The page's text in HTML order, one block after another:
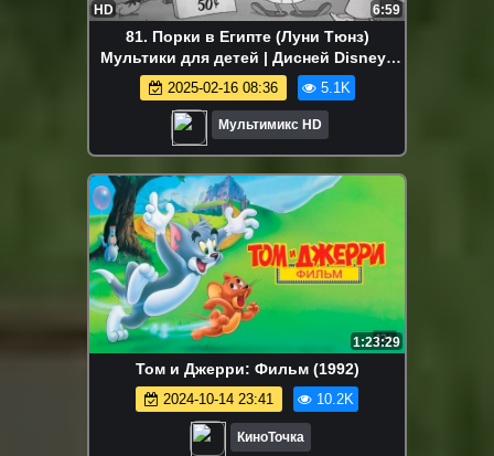
HD 6:59
81. Порки в Египте (Луни Тюнз)
Мультики для детей | Дисней Disney |
Сериалы Netflix | Старые мультики
2025-02-16 08:36 5.1K
Мультимикс HD
1:23:29
Том и Джерри: Фильм (1992)
2024-10-14 23:41 10.2K
КиноТочка